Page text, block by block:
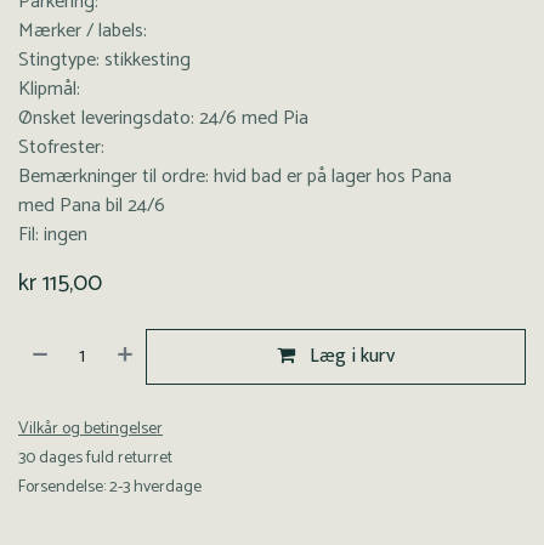
Mærker / labels:
Stingtype: stikkesting
Klipmål:
Ønsket leveringsdato: 24/6 med Pia
Stofrester:
Bemærkninger til ordre: hvid bad er på lager hos Pana
med Pana bil 24/6
Fil: ingen
kr115,00
Læg i kurv
Vilkår og betingelser
30 dages fuld returret
Forsendelse: 2-3 hverdage